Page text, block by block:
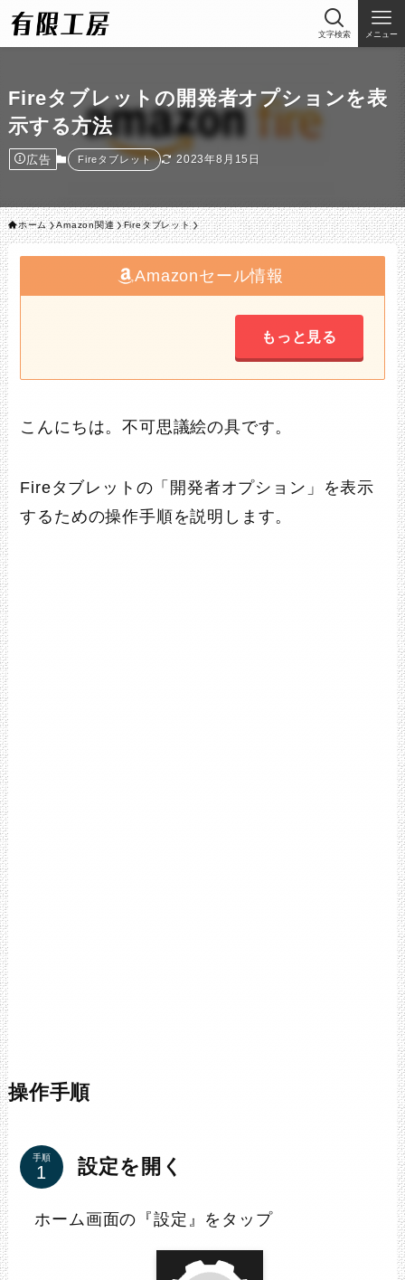
文字検索 メニュー
Fireタブレットの開発者オプションを表
示する方法
広告 Fireタブレット 2023年8月15日
ホーム Amazon関連 Fireタブレット
Amazonセール情報
もっと見る
こんにちは。不可思議絵の具です。
Fireタブレットの「開発者オプション」を表示
するための操作手順を説明します。
操作手順
手順 設定を開く
ホーム画面の『設定』をタップ